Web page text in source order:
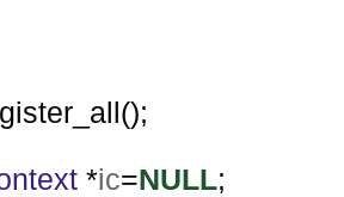
*ic=NULL;